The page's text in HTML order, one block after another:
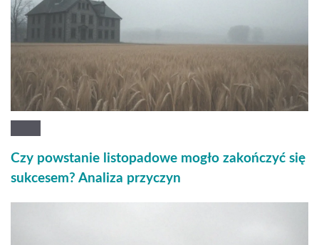
Czy powstanie listopadowe mogło zakończyć się
sukcesem? Analiza przyczyn